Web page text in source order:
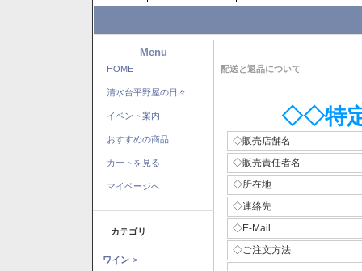
Menu
HOME
清水台平野屋の日々
イベント案内
おすすめの商品
カートを見る
マイページへ
カテゴリ
ワイン->
配送と返品について
◇◇特
◇販売店舗名
◇販売責任者名
◇所在地
◇連絡先
◇E-Mail
◇ご注文方法